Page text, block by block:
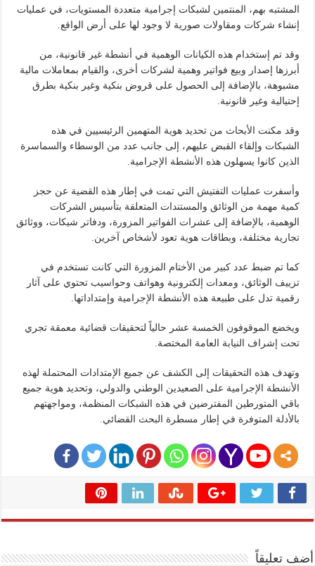
المشتبه بهم، المنتمين لشبكات إجرامية متعددة المستويات، في عمليات
إنشاء شركات ومقاولات صورية لا وجود لها على أرض الواقع.
وقد تم إستخدام هذه الكيانات الوهمية في أنشطة غير قانونية، من
أبرزها إصدار وبيع فواتير وهمية لشركات أخرى، والقيام بمعاملات مالية
مشبوهة، بالإضافة إلى الحصول على قروض بنكية وغير بنكية بطرق
إحتيالية وغير قانونية.
وقد مكنت الأبحاث من تحديد هوية المتهمين الرئيسيين في هذه
الشبكات وإلقاء القبض عليهم، إلى جانب عدد من الوسطاء والسماسرة
الذين كانوا يسهلون هذه الأنشطة الإجرامية.
وأسفرت عمليات التفتيش التي تمت في إطار هذه القضية عن حجز
كمية مهمة من الوثائق والمستندات المتعلقة بتأسيس الشركات
الوهمية، بالإضافة إلى عشرات الفواتير المزورة، ودفاتر شيكات، ووثائق
تجارية مختلفة، وبطاقات هوية تعود لأشخاص آخرين.
كما تم ضبط عدد كبير من الأختام المزورة التي كانت تستخدم في
تزييف الوثائق، ومعدات إلكترونية وهواتف وحواسيب تحتوي على آثار
رقمية تدل على طبيعة هذه الأنشطة الإجرامية وإمتداداتها.
ويخضع الموقوفون الخمسة عشر حالياً لتحقيقات قضائية معمقة تجري
تحت إشراف النيابة العامة المختصة.
وتهدف هذه التحقيقات إلى الكشف عن جميع الإمتدادات المحتملة لهذه
الأنشطة الإجرامية على الصعيدين الوطني والدولي، وتحديد هوية جميع
باقي المتورطين المفترضين في هذه الشبكات المنظمة، ومواجهتهم
بالأدلة المتوفرة في إطار مسطرة البحث القضائي.
أضف تعليقاً